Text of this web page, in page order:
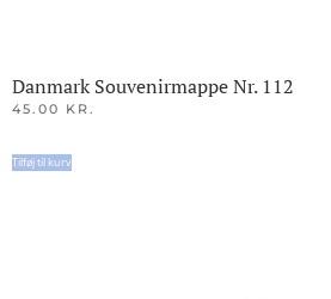
Danmark Souvenirmappe Nr. 112
45.00 KR.
Tilføj til kurv